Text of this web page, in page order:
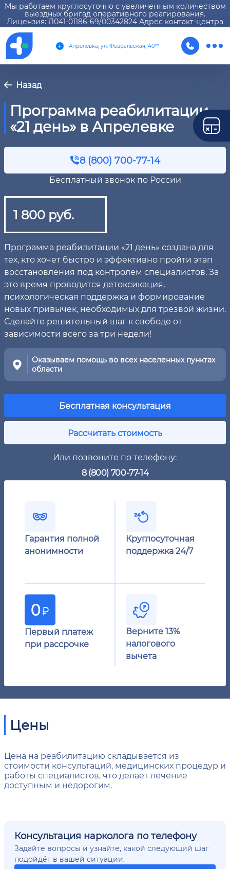
Мы работаем круглосуточно с увеличенным количеством
выездных бригад оперативного реагирования.
Лицензия: Л041-01186-69/00342824 Адрес контакт-центра
Апрелевка, ул. Февральская, 40**
Назад
Программа реабилитации
«21 день» в Апрелевке
8 (800) 700-77-14
Бесплатный звонок по России
1 800 руб.
Программа реабилитации «21 день» создана для
тех, кто хочет быстро и эффективно пройти этап
восстановления под контролем специалистов. За
это время проводится детоксикация,
психологическая поддержка и формирование
новых привычек, необходимых для трезвой жизни.
Сделайте решительный шаг к свободе от
зависимости всего за три недели!
Оказываем помощь во всех населенных пунктах
области
Бесплатная консультация
Рассчитать стоимость
Или позвоните по телефону:
8 (800) 700-77-14
Гарантия полной
анонимности
Круглосуточная
поддержка 24/7
Первый платеж
при рассрочке
Верните 13%
налогового
вычета
Цены
Цена на реабилитацию складывается из
стоимости консультаций, медицинских процедур и
работы специалистов, что делает лечение
доступным и недорогим.
Консультация нарколога по телефону
Задайте вопросы и узнайте, какой следующий шаг
подойдёт в вашей ситуации.